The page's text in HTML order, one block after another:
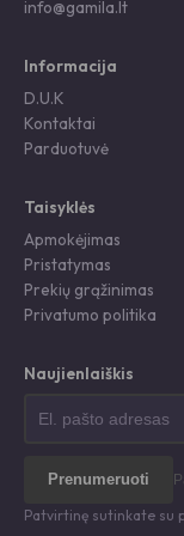
info@gamila.lt
Informacija
D.U.K
Kontaktai
Parduotuvė
Taisyklės
Apmokėjimas
Pristatymas
Prekių grąžinimas
Privatumo politika
Naujienlaiškis
Prenumeruoti
Patvirtinę sutinkate su